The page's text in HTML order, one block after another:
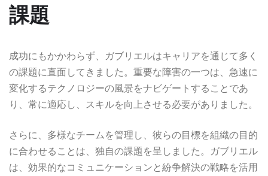
課題
成功にもかかわらず、ガブリエルはキャリアを通じて多く
の課題に直面してきました。重要な障害の一つは、急速に
変化するテクノロジーの風景をナビゲートすることであ
り、常に適応し、スキルを向上させる必要がありました。
さらに、多様なチームを管理し、彼らの目標を組織の目的
に合わせることは、独自の課題を呈しました。ガブリエル
は、効果的なコミュニケーションと紛争解決の戦略を活用